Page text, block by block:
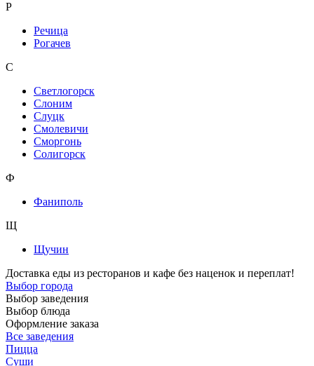
Р
Речица
Рогачев
С
Светлогорск
Слоним
Слуцк
Смолевичи
Сморгонь
Солигорск
Ф
Фаниполь
Щ
Щучин
Доставка еды из ресторанов и кафе без наценок и переплат!
Выбор города
Выбор заведения
Выбор блюда
Оформление заказа
Все заведения
Пицца
Суши